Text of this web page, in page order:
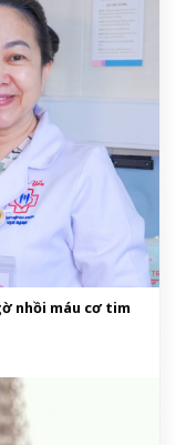
nhồi máu cơ tim